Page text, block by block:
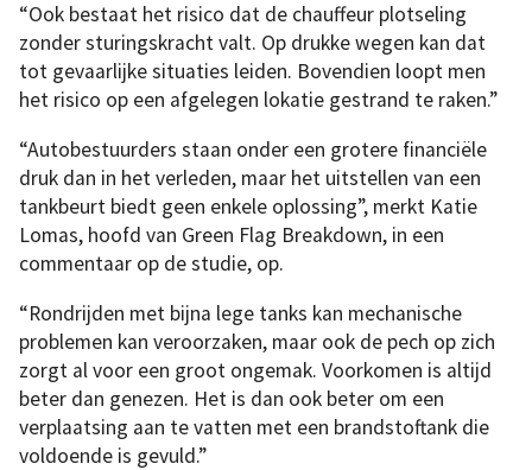
“Ook bestaat het risico dat de chauffeur plotseling
zonder sturingskracht valt. Op drukke wegen kan dat
tot gevaarlijke situaties leiden. Bovendien loopt men
het risico op een afgelegen lokatie gestrand te raken.”
“Autobestuurders staan onder een grotere financiële
druk dan in het verleden, maar het uitstellen van een
tankbeurt biedt geen enkele oplossing”, merkt Katie
Lomas, hoofd van Green Flag Breakdown, in een
commentaar op de studie, op.
“Rondrijden met bijna lege tanks kan mechanische
problemen kan veroorzaken, maar ook de pech op zich
zorgt al voor een groot ongemak. Voorkomen is altijd
beter dan genezen. Het is dan ook beter om een
verplaatsing aan te vatten met een brandstoftank die
voldoende is gevuld.”